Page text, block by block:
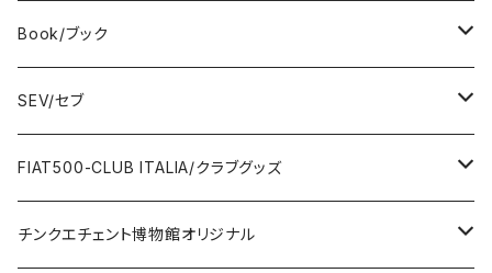
DeAGOSTINI
Giannini
FERRARI
LANCIA
Bag / バッグ
Towel / タオル
Wallet / 財布
Key Case / キーケース
Sticker / ステッカー
Badge / バッジ
Lunch box / ランチボックス
Flag / フラッグ
Book/ブック
ABARTH/アバルト
KOIDESHIGEKANESHOUKAI/小出茂鐘商会
FIAT500/フィアット500
SEV/セブ
Automobile/自動車
Health/健康
FIAT500-CLUB ITALIA/クラブグッズ
Bag/バッグ
チンクエチェント博物館オリジナル